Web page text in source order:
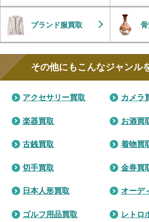
ブランド服買取
その他にもこんなジャンル
アクセサリー買取 カメラ
楽器買取 お酒買
古銭買取 着物買
切手買取 金券買
日本人形買取 オーデ
ゴルフ用品買取 レトロ